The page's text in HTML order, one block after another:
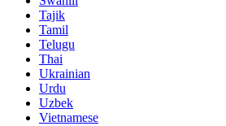
Tajik
Tamil
Telugu
Thai
Ukrainian
Urdu
Uzbek
Vietnamese